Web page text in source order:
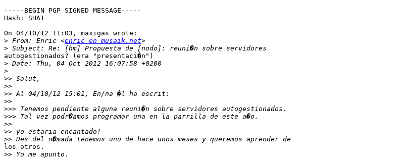
-----BEGIN PGP SIGNED MESSAGE-----
Hash: SHA1
On 04/10/12 11:03, maxigas wrote:
> From: Enric <enric en musaik.net
>
autogestionados? (era "presentaci�n")
>
>
>>
>>
>>
>>
>>>
>>>
>>
>>
>>
los otros.
>>